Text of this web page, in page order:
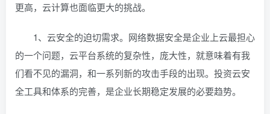
更高，云计算也面临更大的挑战。
1、云安全的迫切需求。网络数据安全是企业上云最担心
的一个问题，云平台系统的复杂性，庞大性，就意味着有我
们看不见的漏洞，和一系列新的攻击手段的出现。投资云安
全工具和体系的完善，是企业长期稳定发展的必要趋势。